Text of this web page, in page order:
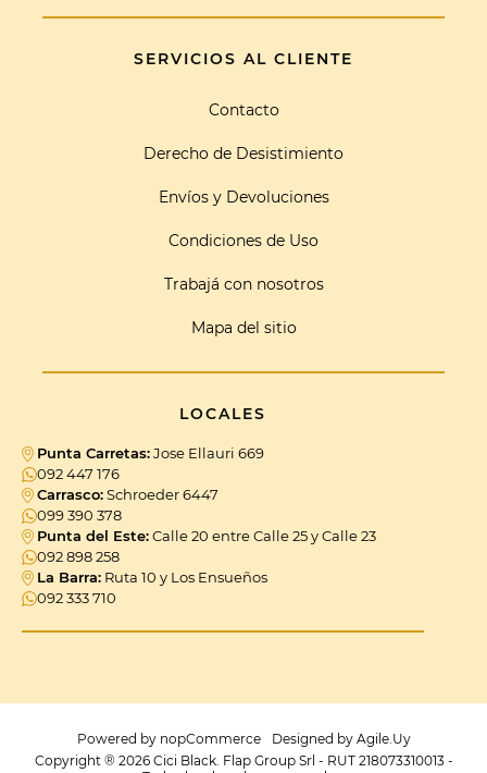
SERVICIOS AL CLIENTE
Contacto
Derecho de Desistimiento
Envíos y Devoluciones
Condiciones de Uso
Trabajá con nosotros
Mapa del sitio
LOCALES
Punta Carretas:Jose Ellauri 669
092 447 176
Carrasco:Schroeder 6447
099 390 378
Punta del Este:Calle 20 entre Calle 25 y Calle 23
092 898 258
La Barra: Ruta 10 y Los Ensueños
092 333 710
Powered by nopCommerce Designed by Agile.Uy
Copyright ® 2026 Cici Black. Flap Group Srl - RUT 218073310013 -